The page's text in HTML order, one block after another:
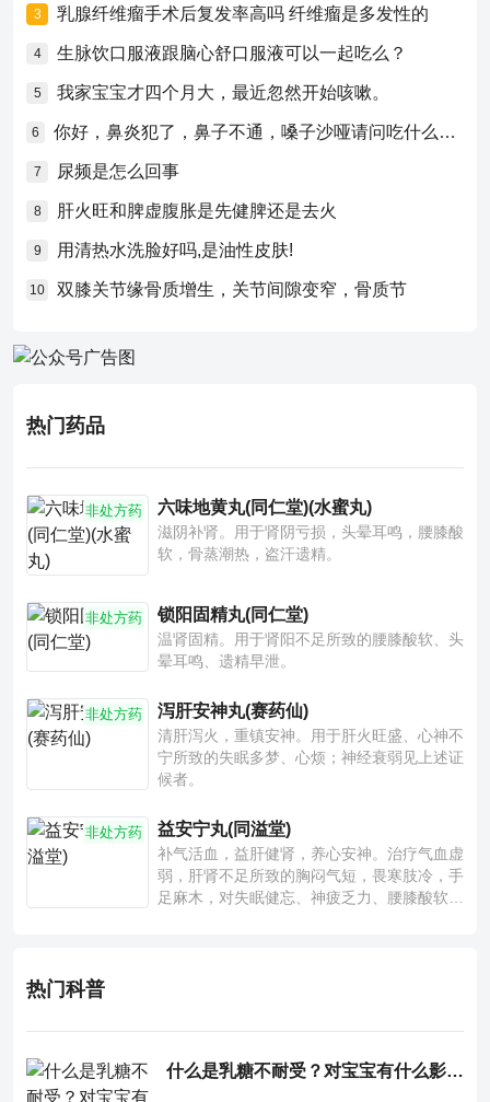
3 乳腺纤维瘤手术后复发率高吗 纤维瘤是多发性的
4 生脉饮口服液跟脑心舒口服液可以一起吃么？
5 我家宝宝才四个月大，最近忽然开始咳嗽。
6 你好，鼻炎犯了，鼻子不通，嗓子沙哑请问吃什么药比较好？
7 尿频是怎么回事
8 肝火旺和脾虚腹胀是先健脾还是去火
9 用清热水洗脸好吗,是油性皮肤!
10 双膝关节缘骨质增生，关节间隙变窄，骨质节
热门药品
非处方药 六味地黄丸(同仁堂)(水蜜丸)
滋阴补肾。用于肾阴亏损，头晕耳鸣，腰膝酸
软，骨蒸潮热，盗汗遗精。
非处方药 锁阳固精丸(同仁堂)
温肾固精。用于肾阳不足所致的腰膝酸软、头
晕耳鸣、遗精早泄。
非处方药 泻肝安神丸(赛药仙)
清肝泻火，重镇安神。用于肝火旺盛、心神不
宁所致的失眠多梦、心烦；神经衰弱见上述证
候者。
非处方药 益安宁丸(同溢堂)
补气活血，益肝健肾，养心安神。治疗气血虚
弱，肝肾不足所致的胸闷气短，畏寒肢冷，手
足麻木，对失眠健忘、神疲乏力、腰膝酸软也
热门科普
什么是乳糖不耐受？对宝宝有什么影响？